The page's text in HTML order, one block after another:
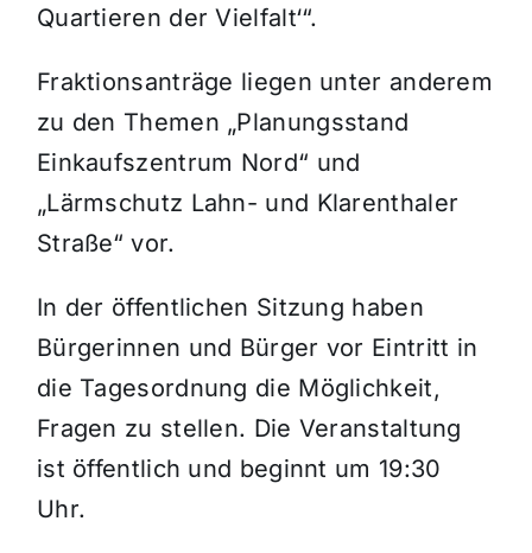
Quartieren der Vielfalt‘“.
Fraktionsanträge liegen unter anderem
zu den Themen „Planungsstand
Einkaufszentrum Nord“ und
„Lärmschutz Lahn- und Klarenthaler
Straße“ vor.
In der öffentlichen Sitzung haben
Bürgerinnen und Bürger vor Eintritt in
die Tagesordnung die Möglichkeit,
Fragen zu stellen. Die Veranstaltung
ist öffentlich und beginnt um 19:30
Uhr.